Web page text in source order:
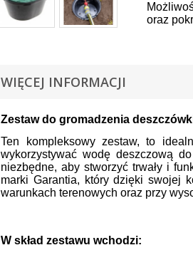
oraz
WIĘCEJ INFORMACJI
Zestaw do gromadzenia
Ten kompleksowy zestaw, to
wykorzystywać wodę deszczową
niezbędne, aby stworzyć trwały i
marki Garantia, który dzięki swojej
warunkach terenowych oraz przy
W skład zestawu wchodzi: